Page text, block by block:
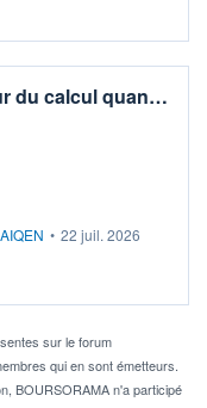
du calcul quan…
PEA.
• 22 juil. 2026
sur le forum
qui en sont émetteurs.
BOURSORAMA n'a participé